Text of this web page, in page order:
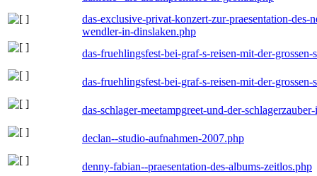
das-exclusive-privat-konzert-zur-praesentation-
wendler-in-dinslaken.php
das-fruehlingsfest-bei-graf-s-reisen-mit-der-
das-fruehlingsfest-bei-graf-s-reisen-mit-der-
das-schlager-meetampgreet-und-der-
declan--studio-aufnahmen-2007.php
denny-fabian--praesentation-des-albums-zeitlos.php